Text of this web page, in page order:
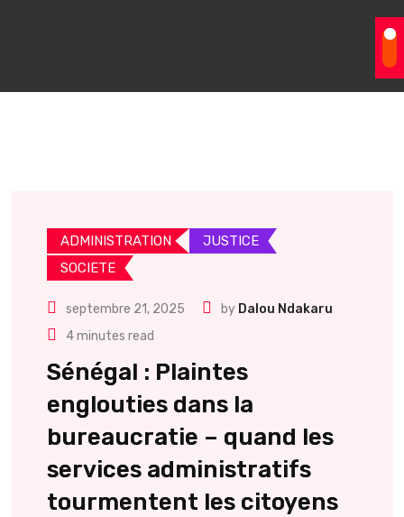
ADMINISTRATION
JUSTICE
SOCIETE
septembre 21, 2025 by Dalou Ndakaru
4 minutes read
Sénégal : Plaintes
englouties dans la
bureaucratie – quand les
services administratifs
tourmentent les citoyens